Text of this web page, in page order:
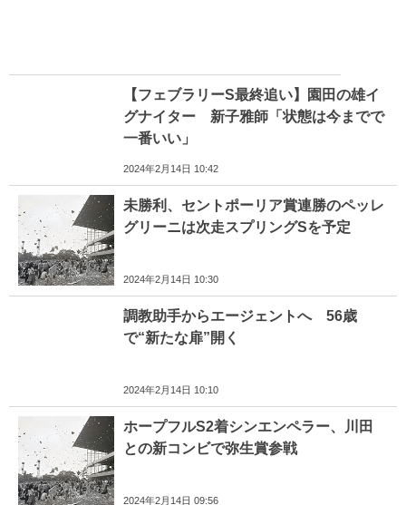
【フェブラリーS最終追い】園田の雄イ
グナイター 新子雅師「状態は今までで
一番いい」
2024年2月14日 10:42
未勝利、セントポーリア賞連勝のペッレ
グリーニは次走スプリングSを予定
2024年2月14日 10:30
調教助手からエージェントへ 56歳
で“新たな扉”開く
2024年2月14日 10:10
ホープフルS2着シンエンペラー、川田
との新コンビで弥生賞参戦
2024年2月14日 09:56